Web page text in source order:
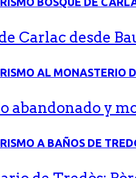
Carlac desde
abandonado y